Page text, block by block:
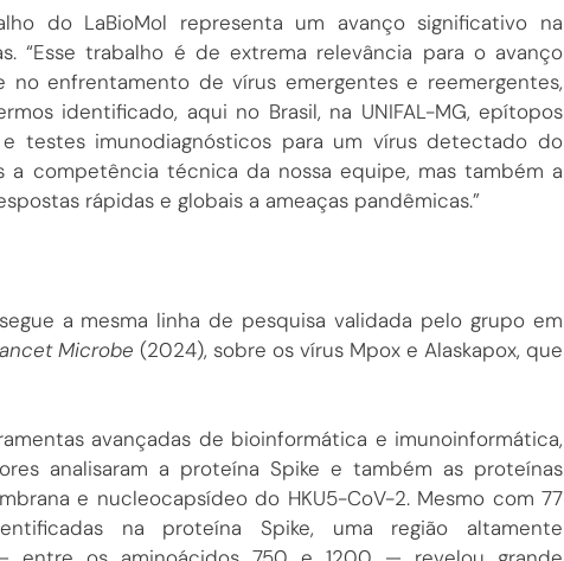
do LaBioMol representa um avanço significativo na
“Esse trabalho é de extrema relevância para o avanço
enfrentamento de vírus emergentes e reemergentes,
identificado, aqui no Brasil, na UNIFAL-MG, epítopos
testes imunodiagnósticos para um vírus detectado do
competência técnica da nossa equipe, mas também a
rápidas e globais a ameaças pandêmicas.”
a mesma linha de pesquisa validada pelo grupo em
Microbe (2024), sobre os vírus Mpox e Alaskapox, que
avançadas de bioinformática e imunoinformática,
analisaram a proteína Spike e também as proteínas
e nucleocapsídeo do HKU5-CoV-2. Mesmo com 77
na proteína Spike, uma região altamente